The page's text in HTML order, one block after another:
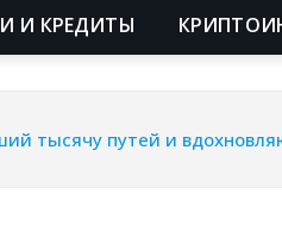
И КРЕДИТЫ
тысячу путей и